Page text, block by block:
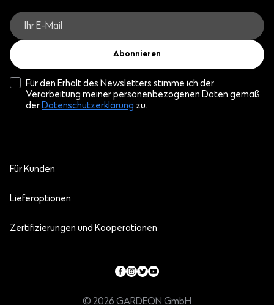
Abonnieren
Für den Erhalt des Newsletters stimme ich der
Verarbeitung meiner personenbezogenen Daten gemäß
der Datenschutzerklärung zu.
Für Kunden
Zertifizierungen und Kooperationen
Lieferoptionen
© 2026 GARDEON GmbH